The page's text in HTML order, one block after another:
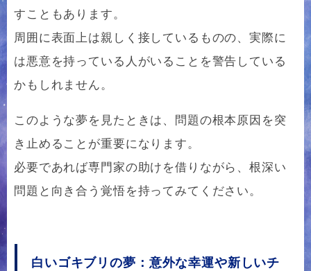
すこともあります。
周囲に表面上は親しく接しているものの、実際に
は悪意を持っている人がいることを警告している
かもしれません。
このような夢を見たときは、問題の根本原因を突
き止めることが重要になります。
必要であれば専門家の助けを借りながら、根深い
問題と向き合う覚悟を持ってみてください。
白いゴキブリの夢：意外な幸運や新しいチ